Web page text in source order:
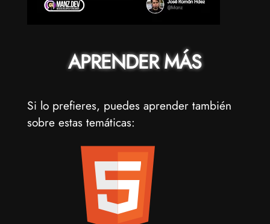
APRENDER MÁS
Si lo prefieres, puedes aprender también
sobre estas temáticas: